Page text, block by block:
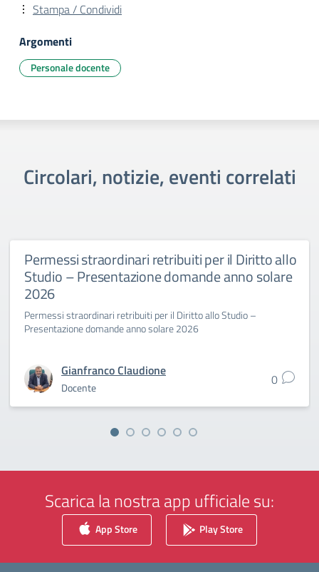
Stampa / Condividi
Argomenti
Personale docente
Circolari, notizie, eventi correlati
Permessi straordinari retribuiti per il Diritto allo
Studio – Presentazione domande anno solare
2026
Permessi straordinari retribuiti per il Diritto allo Studio –
Presentazione domande anno solare 2026
Gianfranco Claudione
Docente 0
Scarica la nostra app ufficiale su:
App Store Play Store